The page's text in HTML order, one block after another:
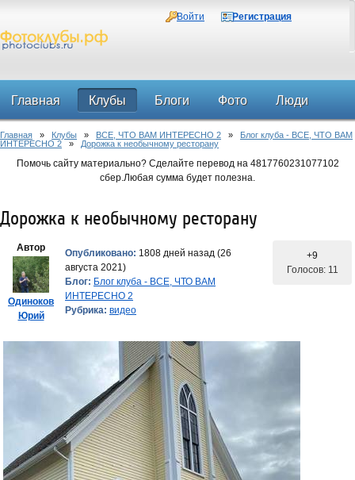
Войти Регистрация
Главная Клубы Блоги Фото Люди
Форум
Главная » Клубы » ВСЕ, ЧТО ВАМ ИНТЕРЕСНО 2 » Блог клуба - ВСЕ, ЧТО ВАМ
ИНТЕРЕСНО 2 » Дорожка к необычному ресторану
Помочь сайту материально? Сделайте перевод на 4817760231077102
сбер.Любая сумма будет полезна.
Дорожка к необычному ресторану
Автор
Одиноков
Юрий
Опубликовано: 1808 дней назад (26
августа 2021)
Блог: Блог клуба - ВСЕ, ЧТО ВАМ
ИНТЕРЕСНО 2
Рубрика: видео
+9
Голосов: 11